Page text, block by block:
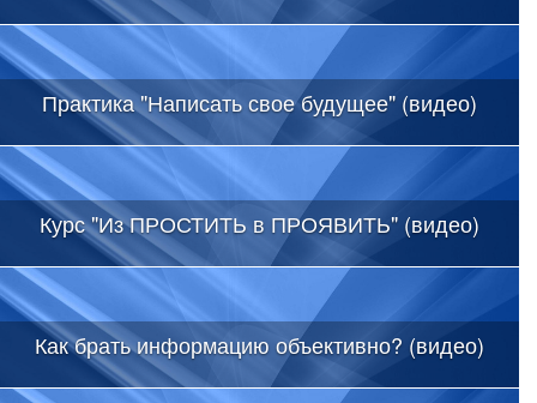
Практика "Написать свое будущее" (видео)
Курс "Из ПРОСТИТЬ в ПРОЯВИТЬ" (видео)
Как брать информацию объективно? (видео)